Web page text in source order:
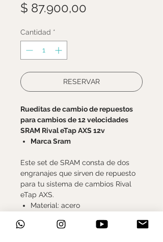
$ 87.900,00
Cantidad *
RESERVAR
Rueditas de cambio de repuestos
para cambios de 12 velocidades
SRAM Rival eTap AXS 12v
Marca Sram
Este set de SRAM consta de dos
engranajes que sirven de repuesto
para tu sistema de cambios Rival
eTap AXS.
Material: acero
Número de dientes superior: 12